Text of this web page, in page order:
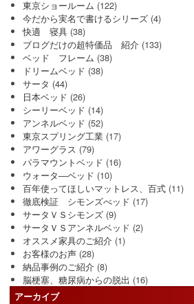
東京ショールーム (122)
今だから実名で書けるシリーズ (4)
快適 寝具 (38)
ブログだけの超特価品 紹介 (133)
ベッド フレーム (38)
ドリームベッド (38)
サータ (44)
日本ベッド (26)
シーリーベッド (14)
アンネルベッド (52)
東京スプリング工業 (17)
アワーグラス (79)
パラマウントベッド (16)
ウォータ―ベッド (10)
百年使ってほしいマットレス、百式 (11)
徹底検証 シモンズべッド (17)
サータＶＳシモンズ (9)
サータＶＳアンネルベッド (2)
オススメ家具のご紹介 (1)
お客様のお声 (28)
納品事例のご紹介 (8)
脳梗塞、糖尿病からの脱出 (16)
アーカイブ